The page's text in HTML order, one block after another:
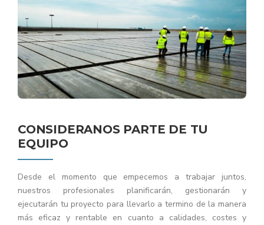
CONSIDERANOS PARTE DE TU
EQUIPO
Desde el momento que empecemos a trabajar juntos,
nuestros profesionales planificarán, gestionarán y
ejecutarán tu proyecto para llevarlo a termino de la manera
más eficaz y rentable en cuanto a calidades, costes y